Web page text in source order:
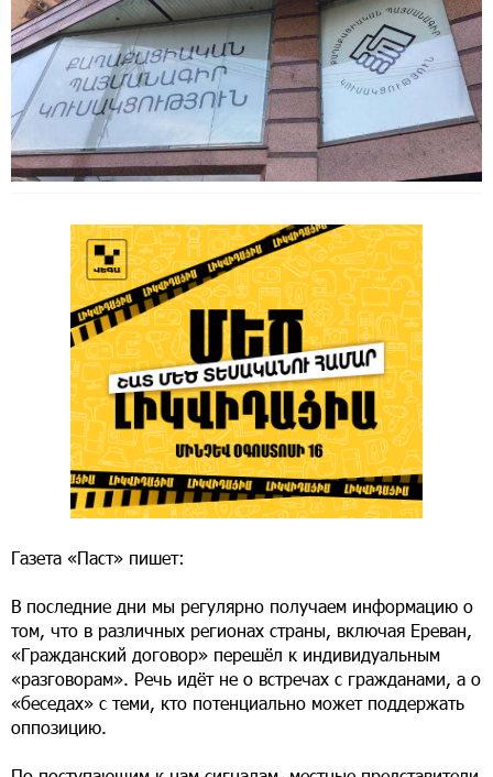
Газета «Паст» пишет:
В последние дни мы регулярно получаем информацию о
том, что в различных регионах страны, включая Ереван,
«Гражданский договор» перешёл к индивидуальным
«разговорам». Речь идёт не о встречах с гражданами, а о
«беседах» с теми, кто потенциально может поддержать
оппозицию.